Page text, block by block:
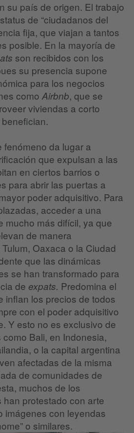
su país de origen. El trabajo
de “ciudadanos del
fija, que viajan a tantos
posible. En la mayoría de
son recibidos con los
su presencia supone
para los negocios
como Airbnb, que se
viviendas a corto
fenómeno da lugar a
que expulsan a las
en ciertos barrios o
para abrir las puertas a
poder adquisitivo. Para
acceder a una
mucho más difícil, ya que
de manera
Oaxaca o la Ciudad
que las dinámicas
se han transformado para
de expats. Predomina el
inflan los precios de todos
con el poder adquisitivo
Y esto no es exclusivo de
Bali, en Indonesia,
o la capital argentina
afectadas de la misma
de comunidades de
muchos de los
han protestado con arte
imágenes con leyendas
o similares.